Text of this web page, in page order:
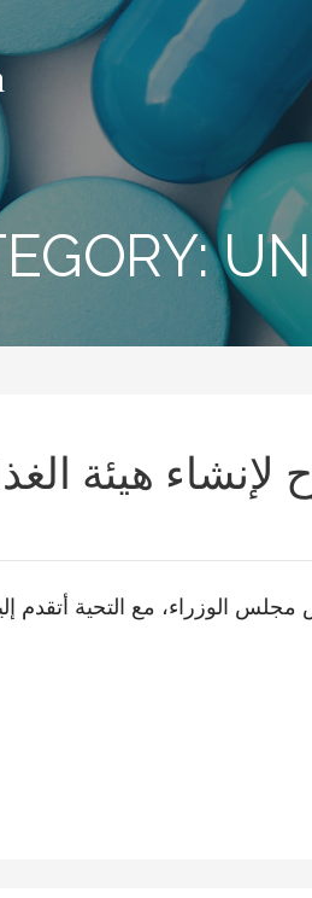
لإنشاء هيئة
الوزراء، مع التحية أتقدم